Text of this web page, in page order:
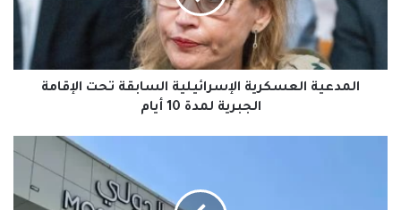
الجبرية
10
المدعية العسكرية الإسرائيلية السابقة تحت الإقامة
الجبرية لمدة 10 أيام